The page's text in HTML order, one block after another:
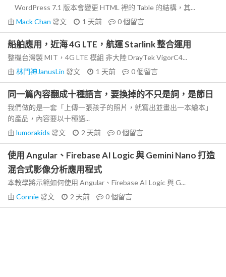
WordPress 7.1 版本會變更 HTML 裡的 Table 的結構，其...
由 Mack Chan 發文 1 天前 0個留言
船舶應用，近海 4G LTE，航運 Starlink 整合運用
整機台灣製 MIT，4G LTE 模組 非大陸 DrayTek VigorC4...
由 林門神JanusLin 發文 1 天前 0個留言
同一篇內容翻成十種語言，要換掉的不只是詞，是節日
我們做的是一套「上傳一張孩子的照片，就寫出並畫出一本繪本」
的產品，內容要以十種語...
由 lumorakids 發文 2 天前 0個留言
使用 Angular、Firebase AI Logic 與 Gemini Nano 打造
混合式影像分析應用程式
本教學將示範如何使用 Angular、Firebase AI Logic 與 G...
由 Connie發文 2 天前 0個留言